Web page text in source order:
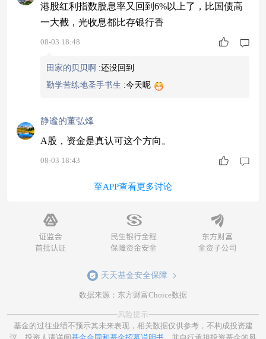
港股红利指数股息率又回到6%以上了，比国债高
一大截，光收息都比存银行香
08-03 18:48
田家的贝贝啊 :还没回到
勤学苦练地圣手书生 :今天呢
静谧的董弘烽
A股，资金是真认可这个方向。
08-03 18:43
至APP查看更多讨论
天天基金安全保障
数据来源：东方财富Choice数据
风险提示
基金的过往业绩不预示其未来表现，相关数据仅供参考，不构成投资建